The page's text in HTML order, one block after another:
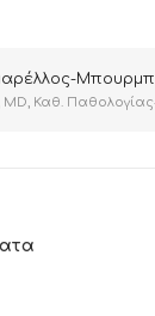
MD, Καθ.